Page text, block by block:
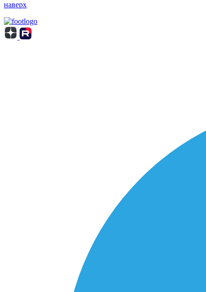
наверх